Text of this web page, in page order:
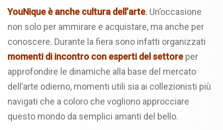
YouNique è anche cultura dell’arte. Un’occasione
non solo per ammirare e acquistare, ma anche per
conoscere. Durante la fiera sono infatti organizzati
momenti di incontro con esperti del settore per
approfondire le dinamiche alla base del mercato
dell’arte odierno, momenti utili sia ai collezionisti più
navigati che a coloro che vogliono approcciare
questo mondo da semplici amanti del bello.